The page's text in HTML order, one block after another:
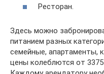
Ресторан.
Здесь можно
питанием разных
семейные, апартаменты,
цены колеблются от 3375